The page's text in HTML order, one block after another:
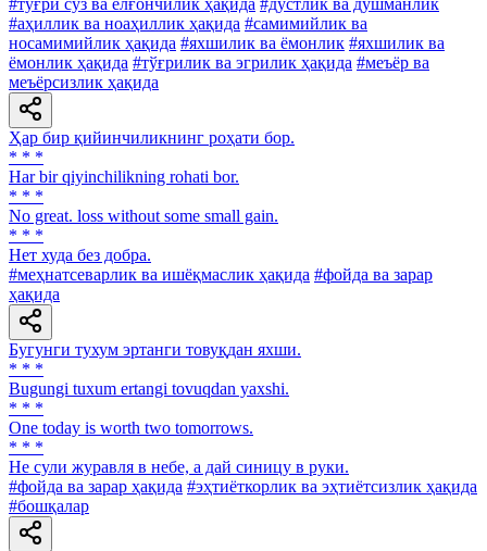
#тўғри сўз ва ёлғончилик ҳақида #дўстлик ва душманлик
#аҳиллик ва ноаҳиллик ҳақида #самимийлик ва
носамимийлик ҳақида #яхшилик ва ёмонлик #яхшилик ва
ёмонлик ҳақида #тўғрилик ва эгрилик ҳақида #меъёр ва
меъёрсизлик ҳақида
Ҳар бир қийинчиликнинг роҳати бор.
* * *
Har bir qiyinchilikning rohati bor.
* * *
No great. loss without some small gain.
* * *
Нет худа без добра.
#меҳнатсеварлик ва ишёқмаслик ҳақида #фойда ва зарар
ҳақида
Бугунги тухум эртанги товуқдан яхши.
* * *
Bugungi tuxum ertangi tovuqdan yaxshi.
* * *
One today is worth two tomorrows.
* * *
He сули журавля в небе, а дай синицу в руки.
#фойда ва зарар ҳақида #эҳтиёткорлик ва эҳтиётсизлик ҳақида
#бошқалар